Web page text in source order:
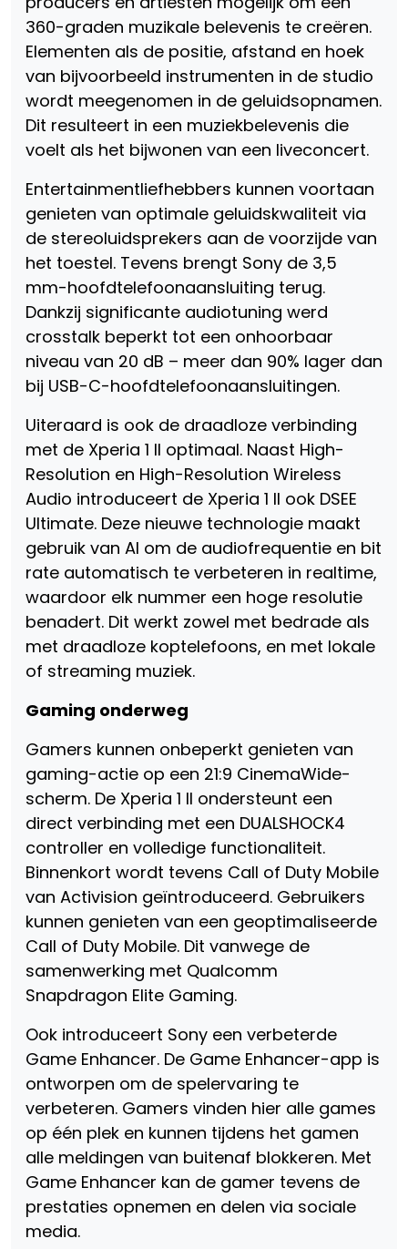
360-graden muzikale belevenis te creëren.
Elementen als de positie, afstand en hoek
van bijvoorbeeld instrumenten in de studio
wordt meegenomen in de geluidsopnamen.
Dit resulteert in een muziekbelevenis die
voelt als het bijwonen van een liveconcert.
Entertainmentliefhebbers kunnen voortaan
genieten van optimale geluidskwaliteit via
de stereoluidsprekers aan de voorzijde van
het toestel. Tevens brengt Sony de 3,5
mm-hoofdtelefoonaansluiting terug.
Dankzij significante audiotuning werd
crosstalk beperkt tot een onhoorbaar
niveau van 20 dB – meer dan 90% lager dan
bij USB-C-hoofdtelefoonaansluitingen.
Uiteraard is ook de draadloze verbinding
met de Xperia 1 II optimaal. Naast High-
Resolution en High-Resolution Wireless
Audio introduceert de Xperia 1 II ook DSEE
Ultimate. Deze nieuwe technologie maakt
gebruik van AI om de audiofrequentie en bit
rate automatisch te verbeteren in realtime,
waardoor elk nummer een hoge resolutie
benadert. Dit werkt zowel met bedrade als
met draadloze koptelefoons, en met lokale
of streaming muziek.
Gaming onderweg
Gamers kunnen onbeperkt genieten van
gaming-actie op een 21:9 CinemaWide-
scherm. De Xperia 1 II ondersteunt een
direct verbinding met een DUALSHOCK4
controller en volledige functionaliteit.
Binnenkort wordt tevens Call of Duty Mobile
van Activision geïntroduceerd. Gebruikers
kunnen genieten van een geoptimaliseerde
Call of Duty Mobile. Dit vanwege de
samenwerking met Qualcomm
Snapdragon Elite Gaming.
Ook introduceert Sony een verbeterde
Game Enhancer. De Game Enhancer-app is
ontworpen om de spelervaring te
verbeteren. Gamers vinden hier alle games
op één plek en kunnen tijdens het gamen
alle meldingen van buitenaf blokkeren. Met
Game Enhancer kan de gamer tevens de
prestaties opnemen en delen via sociale
media.